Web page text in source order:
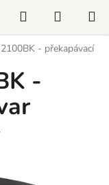
Hledat
KOŠÍK
- překapávací
-